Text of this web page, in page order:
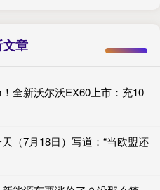
章
全新沃尔沃EX60上市：充10
（7月18日）写道：“当欧盟还